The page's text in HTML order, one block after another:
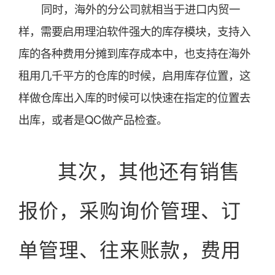
同时，海外的分公司就相当于进口内贸一
样，需要启用理泊软件强大的库存模块，支持入
库的各种费用分摊到库存成本中，也支持在海外
租用几千平方的仓库的时候，启用库存位置，这
样做仓库出入库的时候可以快速在指定的位置去
出库，或者是QC做产品检查。
其次，其他还有销售
报价，采购询价管理、订
单管理、往来账款，费用